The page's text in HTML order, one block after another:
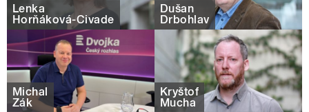
Lenka
Horňáková-Civade
Dušan
Drbohlav
Michal
Žák
Kryštof
Mucha